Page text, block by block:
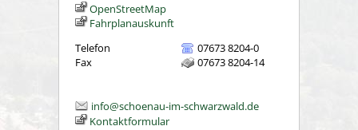
OpenStreetMap
Fahrplanauskunft
Telefon
07673 8204-0
Fax
07673 8204-14
info@schoenau-im-schwarzwald.de
Kontaktformular